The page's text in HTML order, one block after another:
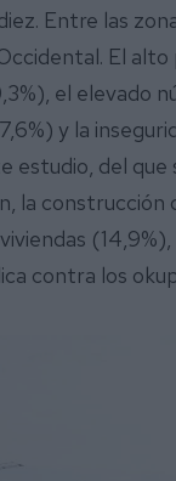
Entre las
El
el elevado
y la
estudio, del
la
contra los